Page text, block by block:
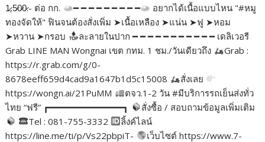
1̷,5̷0̷0̷.- ต่อ กก.
━ ━ ━ ━ ━ ━ ━ ━ ━
อยากได้เนื้อแบบไหน "#หมู
ทองจัดให้" ฟินจนต้องสั่งเพิ่ม ➤เนื้อเหลือง ➤แน่น ➤ฟู ➤หอม
➤หวาน ➤กรอบ
ละลายในปาก ━ ━ ━ ━ ━ ━ ━ ━ ━ ━ ━ เดลิเวอรี
Grab LINE MAN Wongnai เขต กทม. 1 ชม./วันเดียวถึง
Grab :
https://r.grab.com/g/0-
8678eeff659d4cad9a1647b1d5c15008
สั่งเลย
https://wongn.ai/21PuMM
ตจว.1-2 วัน #มีบริการรถเย็นส่งทั่ว
ไทย “ฟรี” ┏━━━━━━━━━━━━━━┓
สั่งซื้อ / สอบถามข้อมูลเพิ่มเติม
Tel : 081-755-3332
ลิ้งค์ไลน์
https://line.me/ti/p/Vs22pbpiT-
เว็บไซต์ https://www.7-